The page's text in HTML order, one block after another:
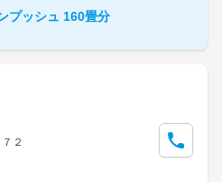
プッシュ 160畳分
２